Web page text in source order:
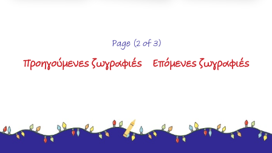
Page (2 of 3)
Προηγούμενες ζωγραφιές Επόμενες ζωγραφιές